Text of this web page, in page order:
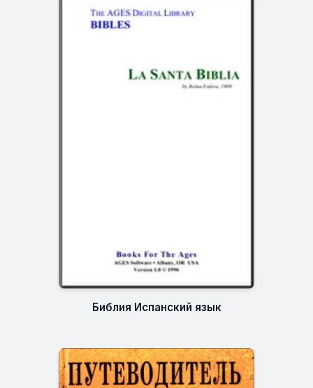
Библия Испанский язык